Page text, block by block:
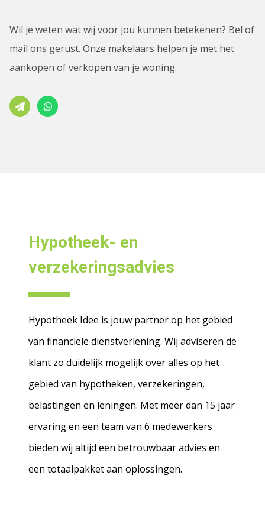
Wil je weten wat wij voor jou kunnen betekenen? Bel of
mail ons gerust. Onze makelaars helpen je met het
aankopen of verkopen van je woning.
Hypotheek- en
verzekeringsadvies
Hypotheek Idee is jouw partner op het gebied
van financiële dienstverlening. Wij adviseren de
klant zo duidelijk mogelijk over alles op het
gebied van hypotheken, verzekeringen,
belastingen en leningen. Met meer dan 15 jaar
ervaring en een team van 6 medewerkers
bieden wij altijd een betrouwbaar advies en
een totaalpakket aan oplossingen.